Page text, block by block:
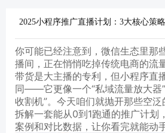
2025小程序推广直播计划：3大核心策
你可能已经注意到，微信生态里那
播间，正在悄悄吃掉传统电商的流
带货是大主播的专利，但小程序直
同——它更像一个“私域流量放大器
收割机”。今天咱们就抛开那些空泛
拆解一套能从0到1跑通的推广计划
案例和对比数据，让你看完就能动